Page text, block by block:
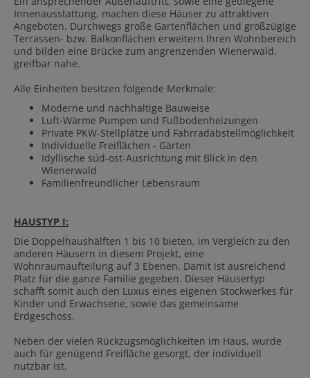
Innenausstattung, machen diese Häuser zu attraktiven
Angeboten. Durchwegs große Gartenflächen und großzügige
Terrassen- bzw. Balkonflächen erweitern Ihren Wohnbereich
und bilden eine Brücke zum angrenzenden Wienerwald,
greifbar nahe.
Alle Einheiten besitzen folgende Merkmale:
Moderne und nachhaltige Bauweise
Luft-Wärme Pumpen und Fußbodenheizungen
Private PKW-Stellplätze und Fahrradabstellmöglichkeit
Individuelle Freiflächen - Gärten
Idyllische süd-ost-Ausrichtung mit Blick in den
Wienerwald
Familienfreundlicher Lebensraum
HAUSTYP I:
Die Doppelhaushälften 1 bis 10 bieten, im Vergleich zu den
anderen Häusern in diesem Projekt, eine
Wohnraumaufteilung auf 3 Ebenen. Damit ist ausreichend
Platz für die ganze Familie gegeben. Dieser Häusertyp
schafft somit auch den Luxus eines eigenen Stockwerkes für
Kinder und Erwachsene, sowie das gemeinsame
Erdgeschoss.
Neben der vielen Rückzugsmöglichkeiten im Haus, wurde
auch für genügend Freifläche gesorgt, der individuell
nutzbar ist.